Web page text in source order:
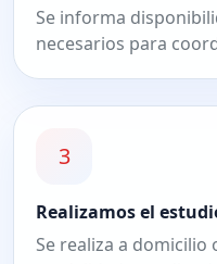
Se informa
necesarios para
3
Realizamos el
Se realiza a domicilio